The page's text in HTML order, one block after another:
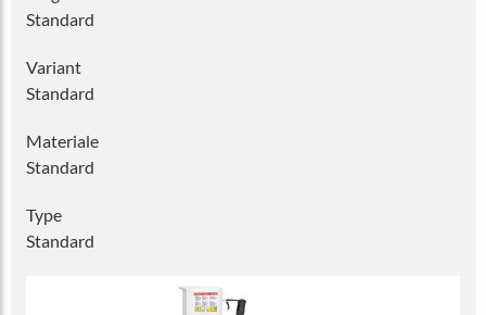
Standard
Variant
Standard
Materiale
Standard
Type
Standard